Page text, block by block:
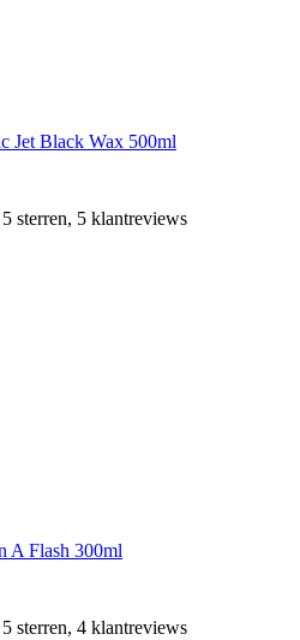
Jet Black Wax 500ml
sterren, 5 klantreviews
A Flash 300ml
sterren, 4 klantreviews